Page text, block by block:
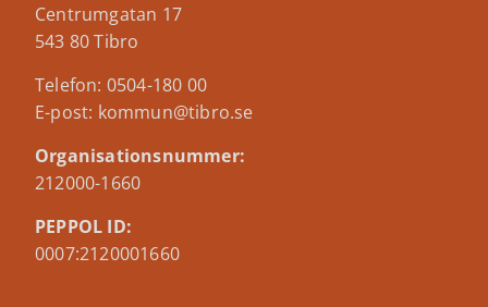
Centrumgatan 17
543 80 Tibro
Telefon: 0504-180 00
E-post: kommun@tibro.se
Organisationsnummer:
212000-1660
PEPPOL ID:
0007:2120001660